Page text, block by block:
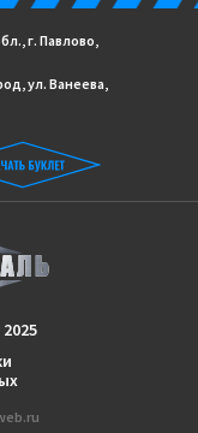
г. Павлово,
ул. Ванеева,